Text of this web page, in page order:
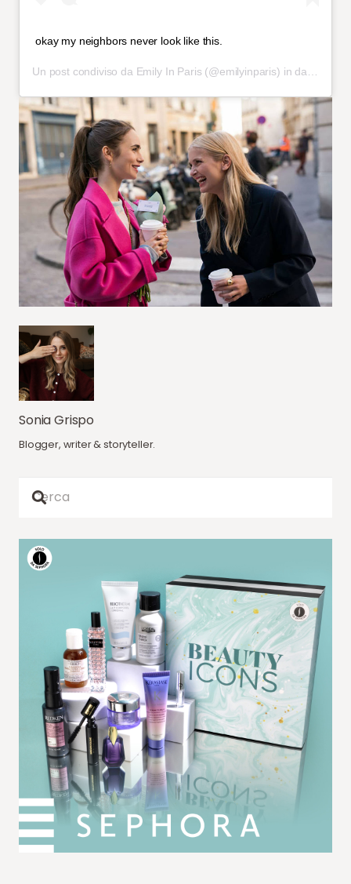
okay my neighbors never look like this.
Un post condiviso da Emily In Paris (@emilyinparis) in data:
Sonia Grispo
Blogger, writer & storyteller.